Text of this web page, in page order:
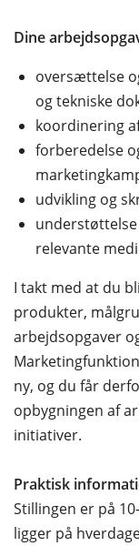
Dine
oversættelse
og tekniske
koordinering
forberedelse
udvikling og
relevante
I takt med at du
produkter,
arbejdsopgaver
ny, og du får
opbygningen af
initiativer.
Praktisk
Stillingen er på
ligger på